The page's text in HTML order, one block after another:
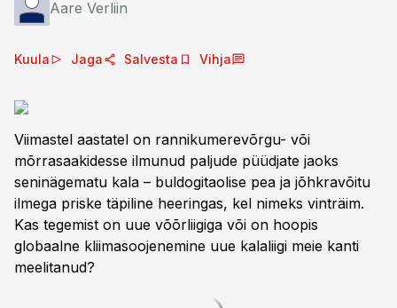
Aare Verliin
Kuula Jaga Salvesta Vihja
Viimastel aastatel on rannikumerevõrgu- või
mõrrasaakidesse ilmunud paljude püüdjate jaoks
seninägematu kala – buldogitaolise pea ja jõhkravõitu
ilmega priske täpiline heeringas, kel nimeks vinträim.
Kas tegemist on uue võõrliigiga või on hoopis
globaalne kliimasoojenemine uue kalaliigi meie kanti
meelitanud?